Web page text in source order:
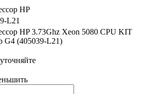
HP
L21
HP 3.73Ghz Xeon 5080 CPU KIT
G4 (405039-L21)